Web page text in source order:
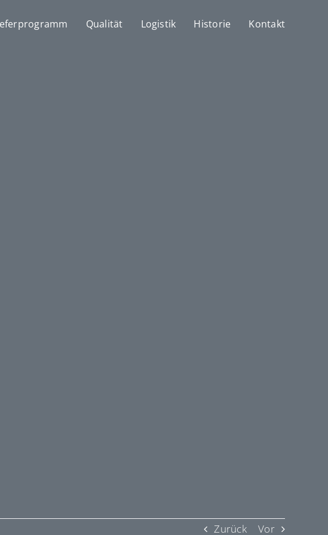
Qualität Logistik Historie Kontakt
Zurück Vor